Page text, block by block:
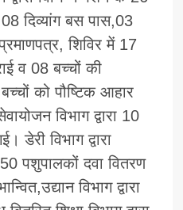
दिव्यांग बस पास,03
शिविर में 17
व 08 बच्चों की
को पौष्टिक आहार
विभाग द्वारा 10
डेरी विभाग द्वारा
पशुपालकों दवा वितरण
विभाग द्वारा